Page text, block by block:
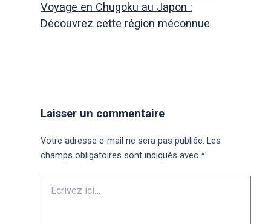
Voyage en Chugoku au Japon :
Découvrez cette région méconnue
Laisser un commentaire
Votre adresse e-mail ne sera pas publiée. Les
champs obligatoires sont indiqués avec *
ici…